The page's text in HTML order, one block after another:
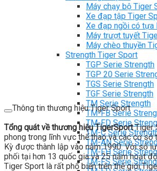
Máy chạy bộ Tiger
Xe đạp tập Tiger
Xe đạp ngồi có tựa
Máy trượt tuyết
Máy chèo thuyền
Strength Tiger Sport
TGP Serie Strength
TGP 20 Serie
TGS Serie Strength
TGF Serie Strength
TM Serie Strength
TM-FB Serie
TM-FD Serie
TM-C Serie
TM-AN Serie
TM-FH Serie
TM-FS Serie
Thông tin thương hiệu Tiger Sport
Tổng quát về thương hiệu TigerSportTiger
phong trong lĩnh vực thể thao và các cơ sở
Kỳ được thành lập vào năm 1990. Với số
phối tại hơn 13 quốc gia và 25 năm hoạt
Tiger Sport là rất phổ biến trên thế